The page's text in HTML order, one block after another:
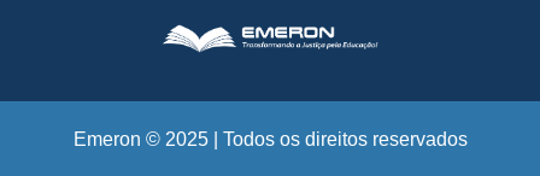
Emeron © 2025 | Todos os direitos reservados